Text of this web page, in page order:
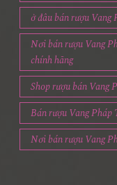
ở đâu bán rượu Vang
Nơi bán rượu Vang
chính hãng
Shop rượu bán Vang
Bán rượu Vang Pháp
Nơi bán rượu Vang